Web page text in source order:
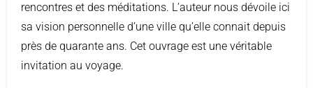
rencontres et des méditations. L’auteur nous dévoile ici
sa vision personnelle d’une ville qu’elle connait depuis
près de quarante ans. Cet ouvrage est une véritable
invitation au voyage.